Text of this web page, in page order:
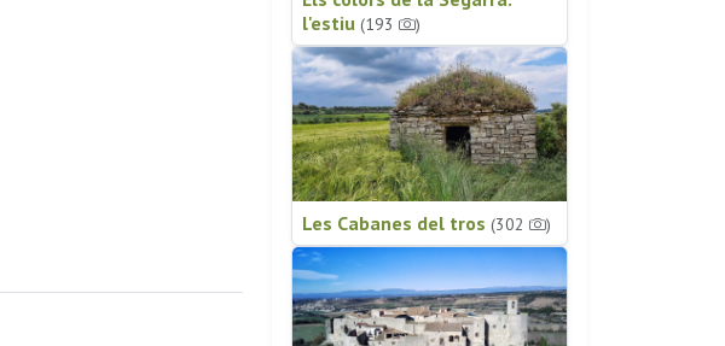
l'estiu (193 )
Les Cabanes del tros (302 )